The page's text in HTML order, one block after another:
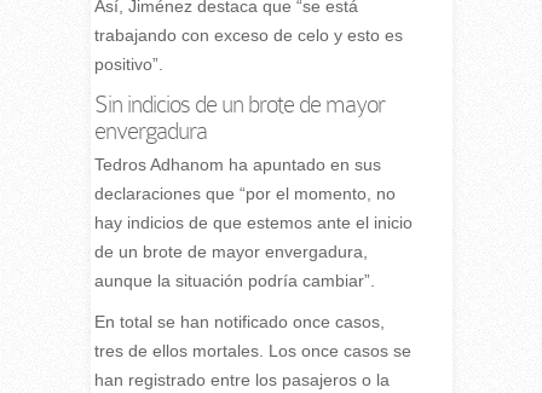
Así, Jiménez destaca que “se está
trabajando con exceso de celo y esto es
positivo”.
Sin indicios de un brote de mayor
envergadura
Tedros Adhanom ha apuntado en sus
declaraciones que “por el momento, no
hay indicios de que estemos ante el inicio
de un brote de mayor envergadura,
aunque la situación podría cambiar”.
En total se han notificado once casos,
tres de ellos mortales. Los once casos se
han registrado entre los pasajeros o la